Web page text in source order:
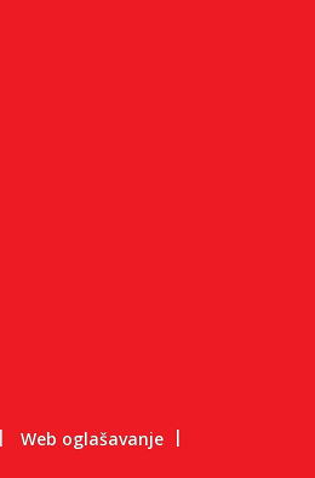
Web oglašavanje